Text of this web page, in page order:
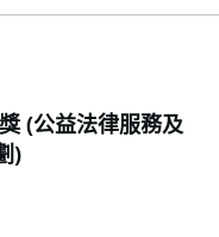
(公益法律服務及
)